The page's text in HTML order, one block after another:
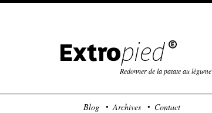
Redonner de la patate au légume
Blog Archives Contact